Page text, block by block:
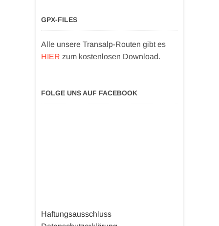
GPX-FILES
Alle unsere Transalp-Routen gibt es
HIER zum kostenlosen Download.
FOLGE UNS AUF FACEBOOK
Haftungsausschluss